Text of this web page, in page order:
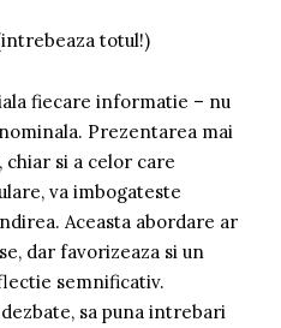
totul!)
fiecare informatie – nu
Prezentarea mai
si a celor care
va imbogateste
Aceasta abordare ar
dar favorizeaza si un
semnificativ.
sa puna intrebari